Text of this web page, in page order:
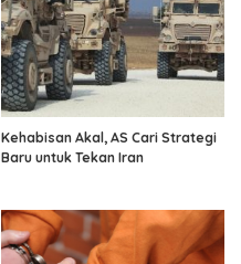
Kehabisan Akal, AS Cari Strategi
Baru untuk Tekan Iran